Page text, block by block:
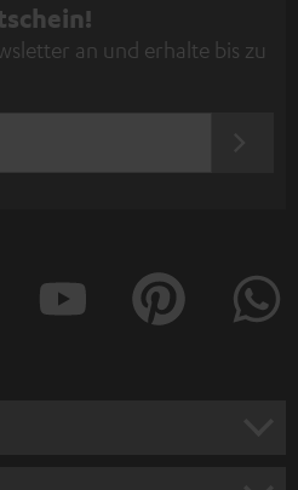
an und erhalte bis zu